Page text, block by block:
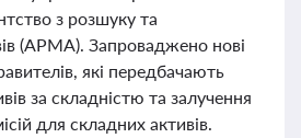
з розшуку та
(АРМА). Запроваджено нові
які передбачають
за складністю та залучення
для складних активів.